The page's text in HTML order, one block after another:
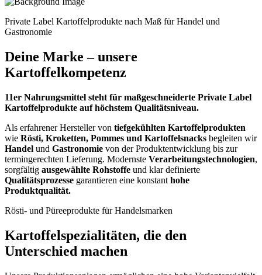
Private Label Kartoffelprodukte nach Maß für Handel und
Gastronomie
Deine Marke – unsere
Kartoffelkompetenz
11er Nahrungsmittel steht für maßgeschneiderte Private Label
Kartoffelprodukte auf höchstem Qualitätsniveau.
Als erfahrener Hersteller von tiefgekühlten Kartoffelprodukten
wie Rösti, Kroketten, Pommes und Kartoffelsnacks begleiten wir
Handel und Gastronomie von der Produktentwicklung bis zur
termingerechten Lieferung. Modernste Verarbeitungstechnologien,
sorgfältig ausgewählte Rohstoffe und klar definierte
Qualitätsprozesse garantieren eine konstant hohe
Produktqualität.
Rösti- und Püreeprodukte für Handelsmarken
Kartoffelspezialitäten, die den
Unterschied machen